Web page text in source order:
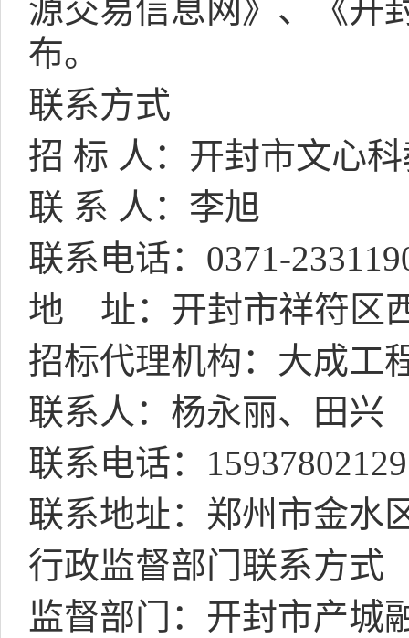
源交易信息网》、
《
布。
联系方式
招 标 人：开封市文心
联 系 人：李旭
联系电话： 0371-
地
址：开封市祥符区
招标代理机构：大成工
联系人：杨永丽、田兴
联系电话： 15937802129
联系地址：郑州市金水
行政监督部门联系方式
监督部门：开封市产城